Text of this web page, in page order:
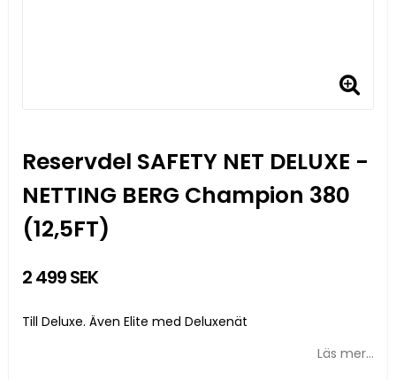
Reservdel SAFETY NET DELUXE -
NETTING BERG Champion 380
(12,5FT)
2 499 SEK
Till Deluxe. Även Elite med Deluxenät
Läs mer...